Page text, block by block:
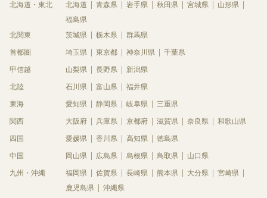
北海道・東北 北海道 青森県 岩手県 秋田県 宮城県
山形県
福島県
北関東
茨城県 栃木県 群馬県
首都圏 埼玉県 東京都 神奈川県 千葉県
甲信越 山梨県 長野県 新潟県
北陸 石川県 富山県 福井県
東海 愛知県 静岡県 岐阜県 三重県
関西 大阪府 兵庫県 京都府 滋賀県 奈良県 和歌山県
四国 愛媛県 香川県 高知県 徳島県
中国 岡山県 広島県 島根県 鳥取県 山口県
九州・沖縄 福岡県 佐賀県 長崎県 熊本県 大分県
宮崎県
鹿児島県
沖縄県